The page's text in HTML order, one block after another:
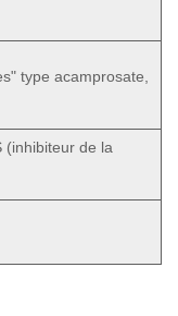
type acamprosate,
(inhibiteur de la